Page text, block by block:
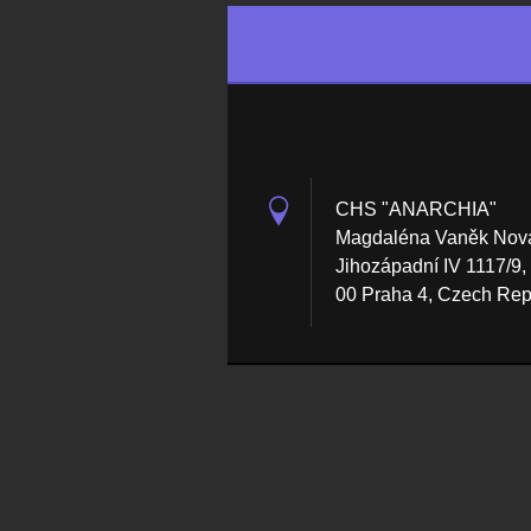
CHS "ANARCHIA"
Magdaléna Vaněk
Jihozápadní IV 1117/9,
00 Praha 4, Czech